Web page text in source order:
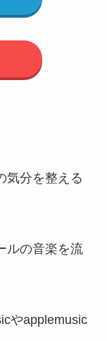
気分を整える
ルの音楽を流
やapplemusic